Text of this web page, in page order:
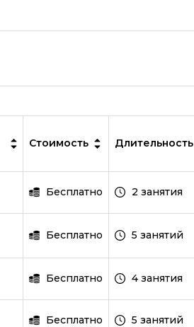
MySQL
PostgreSQL
Робототехника и мехатроника
Scala
SQL
Symfony
Языки программирования
Стоимость Длительность
Бесплатно 2 занятия
Бесплатно 5 занятий
Бесплатно 4 занятия
Бесплатно 5 занятий